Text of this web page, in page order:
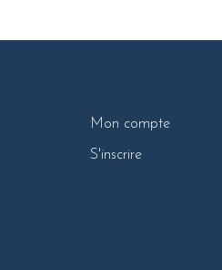
Mon compte
S'inscrire